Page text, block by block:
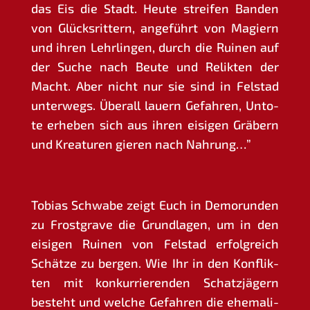
das Eis die Stadt. Heu­te strei­fen Ban­den
von Glücks­rit­tern, ange­führt von Magi­ern
und ihren Lehr­lin­gen, durch die Rui­nen auf
der Suche nach Beu­te und Relik­ten der
Macht. Aber nicht nur sie sind in Fels­tad
unter­wegs. Über­all lau­ern Gefah­ren, Unto­
te erhe­ben sich aus ihren eisi­gen Grä­bern
und Krea­tu­ren gie­ren nach Nahrung…”
Tobi­as Schwa­be zeigt Euch in Demorun­den
zu Frost­gra­ve die Grund­la­gen, um in den
eisi­gen Rui­nen von Fels­tad erfolg­reich
Schät­ze zu ber­gen. Wie Ihr in den Kon­flik­
ten mit kon­kur­rie­ren­den Schatz­jä­gern
besteht und wel­che Gefah­ren die ehe­ma­li­